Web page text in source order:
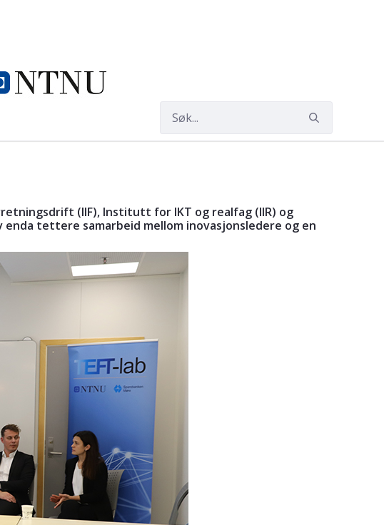
(IIF), Institutt for IKT og realfag (IIR) og
tettere samarbeid mellom inovasjonsledere og en